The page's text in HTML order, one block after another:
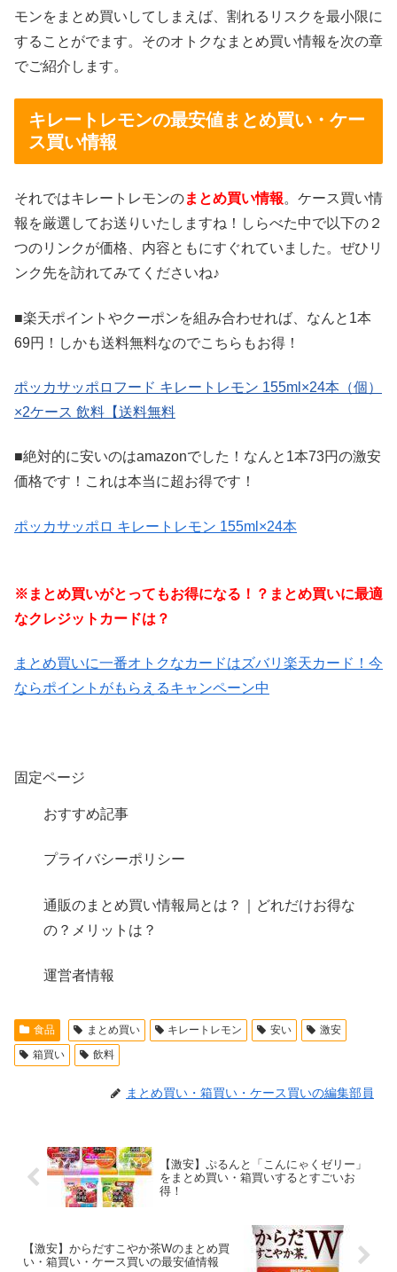
モンをまとめ買いしてしまえば、割れるリスクを最小限に
することがでます。そのオトクなまとめ買い情報を次の章
でご紹介します。
キレートレモンの最安値まとめ買い・ケー
ス買い情報
それではキレートレモンのまとめ買い情報。ケース買い情
報を厳選してお送りいたしますね！しらべた中で以下の２
つのリンクが価格、内容ともにすぐれていました。ぜひリ
ンク先を訪れてみてくださいね♪
■楽天ポイントやクーポンを組み合わせれば、なんと1本
69円！しかも送料無料なのでこちらもお得！
ポッカサッポロフード キレートレモン 155ml×24本（個）
×2ケース 飲料【送料無料
■絶対的に安いのはamazonでした！なんと1本73円の激安
価格です！これは本当に超お得です！
ポッカサッポロ キレートレモン 155ml×24本
※まとめ買いがとってもお得になる！？まとめ買いに最適
なクレジットカードは？
まとめ買いに一番オトクなカードはズバリ楽天カード！今
ならポイントがもらえるキャンペーン中
固定ページ
おすすめ記事
プライバシーポリシー
通販のまとめ買い情報局とは？｜どれだけお得な
の？メリットは？
運営者情報
食品 まとめ買い キレートレモン 安い
激安
箱買い
飲料
まとめ買い・箱買い・ケース買いの編集部員
【激安】ぷるんと「こんにゃくゼリー」
をまとめ買い・箱買いするとすごいお
得！
【激安】からだすこやか茶Wのまとめ買
い・箱買い・ケース買いの最安値情報